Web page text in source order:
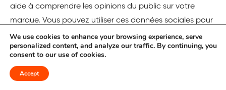
aide à comprendre les opinions du public sur votre
marque. Vous pouvez utiliser ces données sociales pour
promouvoir des discussions positives et mettre en avant
les expériences positives passées. En analysant les
façonner vos stratégies de marque et votre
We use cookies to enhance your browsing experience, serve
personalized content, and analyze our traffic. By continuing, you
consent to our use of cookies.
Accept